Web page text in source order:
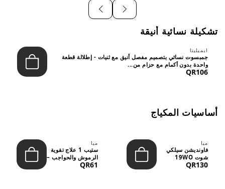
تشكيلة نسائية أنيقة
ايميليتا
جمبسوت نسائي بتصميم مفصل أنيق مع ثنيات - إطلالة قطعة
واحدة بدون أكمام مع حزام من...
QR106
أساسيات المكياج
ميا
فاونديشن سيلكي
شوت 19WO
ميديوم دارك بدرجة
QR130
ميا
ستيب 1 علاج تقوية
الرموش والحواجب –
12 مل
QR61